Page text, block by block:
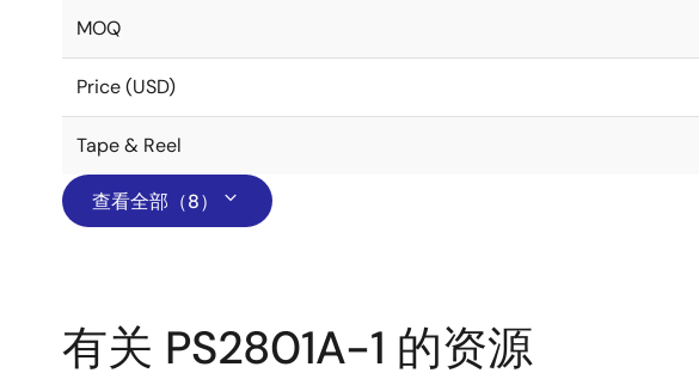
MOQ
Price (USD)
Tape & Reel
查看全部（8）
有关 PS2801A-1 的资源